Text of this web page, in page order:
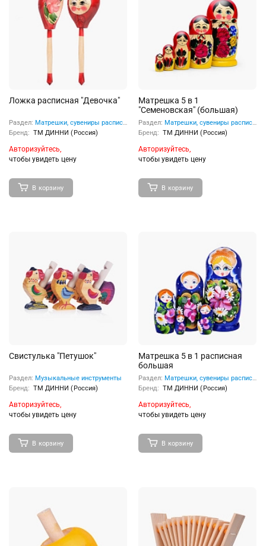
Ложка расписная "Девочка"
Раздел: Матрешки, сувениры расписные
Бренд: ТМ ДИННИ (Россия)
Авторизуйтесь,
чтобы увидеть цену
В корзину
Матрешка 5 в 1
"Семеновская" (большая)
Раздел: Матрешки, сувениры расписные
Бренд: ТМ ДИННИ (Россия)
Авторизуйтесь,
чтобы увидеть цену
В корзину
Свистулька "Петушок"
Раздел: Музыкальные инструменты
Бренд: ТМ ДИННИ (Россия)
Авторизуйтесь,
чтобы увидеть цену
В корзину
Матрешка 5 в 1 расписная
большая
Раздел: Матрешки, сувениры расписные
Бренд: ТМ ДИННИ (Россия)
Авторизуйтесь,
чтобы увидеть цену
В корзину